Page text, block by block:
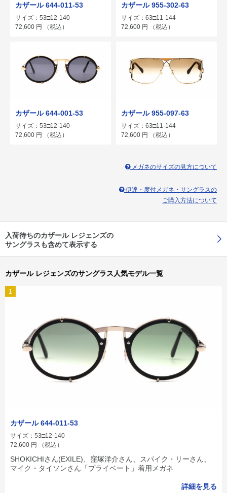
カザール 644-011-53
サイズ：53□12-140
72,600 円 （税込）
カザール 955-302-63
サイズ：63□11-144
72,600 円 （税込）
カザール 644-001-53
サイズ：53□12-140
72,600 円 （税込）
カザール 955-097-63
サイズ：63□11-144
72,600 円 （税込）
メガネのサイズの見方について
伊達・度付メガネ・サングラスの
ご購入方法について
入荷待ちのカザール レジェンズの
サングラスも含めて表示する
カザール レジェンズのサングラス人気モデル一覧
1
カザール 644-011-53
サイズ：53□12-140
72,600 円 （税込）
SHOKICHIさん(EXILE)、窪塚洋介さん、スパイク・リーさん、
マイク・タイソンさん「プライベート」着用メガネ
詳細を見る